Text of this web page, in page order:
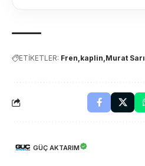
ETİKETLER: Fren kaplin Murat Sarı
GÜÇ AKTARIM